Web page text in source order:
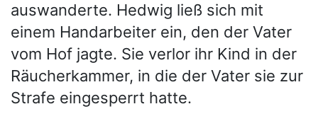
auswanderte. Hedwig ließ sich mit
einem Handarbeiter ein, den der Vater
vom Hof jagte. Sie verlor ihr Kind in der
Räucherkammer, in die der Vater sie zur
Strafe eingesperrt hatte.